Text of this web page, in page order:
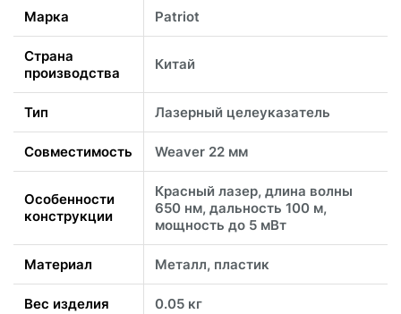
Марка Patriot
Страна
производства
Китай
Тип Лазерный целеуказатель
Совместимость Weaver 22 мм
Особенности
конструкции
Красный лазер, длина волны
650 нм, дальность 100 м,
мощность до 5 мВт
Материал Металл, пластик
Вес изделия 0.05 кг